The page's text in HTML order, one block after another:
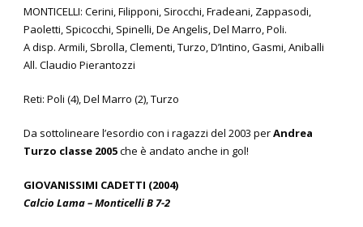
MONTICELLI: Cerini, Filipponi, Sirocchi, Fradeani, Zappasodi,
Paoletti, Spicocchi, Spinelli, De Angelis, Del Marro, Poli.
A disp. Armili, Sbrolla, Clementi, Turzo, D’Intino, Gasmi, Aniballi
All. Claudio Pierantozzi
Reti: Poli (4), Del Marro (2), Turzo
Da sottolineare l’esordio con i ragazzi del 2003 perAndrea
Turzo classe 2005che è andato anche in gol!
GIOVANISSIMI CADETTI (2004)
Calcio Lama – Monticelli B 7-2